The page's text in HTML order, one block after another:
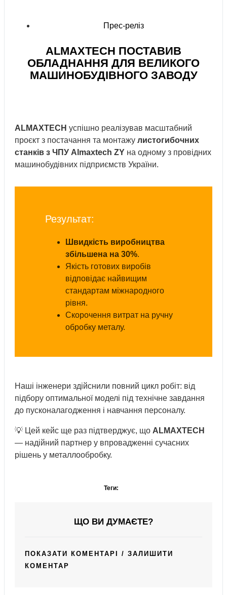
Прес-реліз
ALMAXTECH ПОСТАВИВ
ОБЛАДНАННЯ ДЛЯ ВЕЛИКОГО
МАШИНОБУДІВНОГО ЗАВОДУ
ALMAXTECH успішно реалізував масштабний
проєкт з постачання та монтажу листогибочних
станків з ЧПУ Almaxtech ZY на одному з провідних
машинобудівних підприємств України.
Результат:
Швидкість виробництва
збільшена на 30%.
Якість готових виробів
відповідає найвищим
стандартам міжнародного
рівня.
Скорочення витрат на ручну
обробку металу.
Наші інженери здійснили повний цикл робіт: від
підбору оптимальної моделі під технічне завдання
до пусконалагодження і навчання персоналу.
💡 Цей кейс ще раз підтверджує, що ALMAXTECH
— надійний партнер у впровадженні сучасних
рішень у металлообробку.
Теги:
ЩО ВИ ДУМАЄТЕ?
ПОКАЗАТИ КОМЕНТАРІ / ЗАЛИШИТИ
КОМЕНТАР